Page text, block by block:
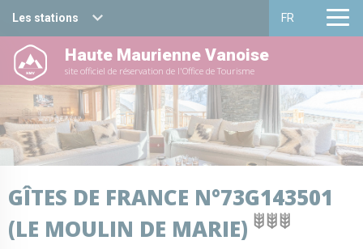
Les stations
Haute Maurienne Vanoise
Valfréjus
La Norma
Aussois
Val Cenis
Bessans
FR
Français
English
Haute Maurienne Vanoise
site officiel de réservation de l'Office de Tourisme
GÎTES DE FRANCE N°73G143501
(LE MOULIN DE MARIE)